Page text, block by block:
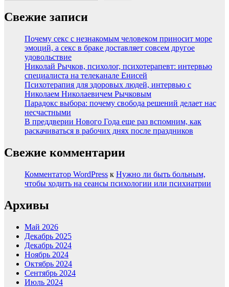
Свежие записи
Почему секс с незнакомым человеком приносит море
эмоций, а секс в браке доставляет совсем другое
удовольствие
Николай Рычков, психолог, психотерапевт: интервью
специалиста на телеканале Енисей
Психотерапия для здоровых людей, интервью с
Николаем Николаевичем Рычковым
Парадокс выбора: почему свобода решений делает нас
несчастными
В преддверии Нового Года еще раз вспомним, как
раскачиваться в рабочих днях после праздников
Свежие комментарии
Комментатор WordPress к Нужно ли быть больным,
чтобы ходить на сеансы психологии или психиатрии
Архивы
Май 2026
Декабрь 2025
Декабрь 2024
Ноябрь 2024
Октябрь 2024
Сентябрь 2024
Июль 2024